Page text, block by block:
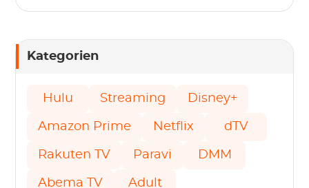
Kategorien
Hulu Streaming Disney+
Amazon Prime Netflix dTV
Rakuten TV Paravi DMM
Abema TV Adult